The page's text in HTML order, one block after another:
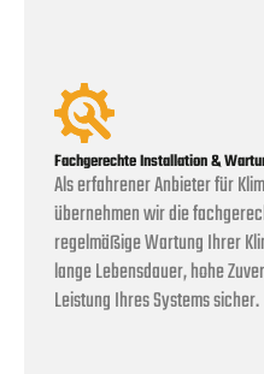
Fachgerechte Installation &
Als erfahrener Anbieter für
übernehmen wir die
regelmäßige Wartung Ihrer
lange Lebensdauer, hohe
Leistung Ihres Systems sicher.